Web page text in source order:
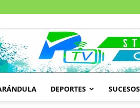
DEPORTES SUCESOS